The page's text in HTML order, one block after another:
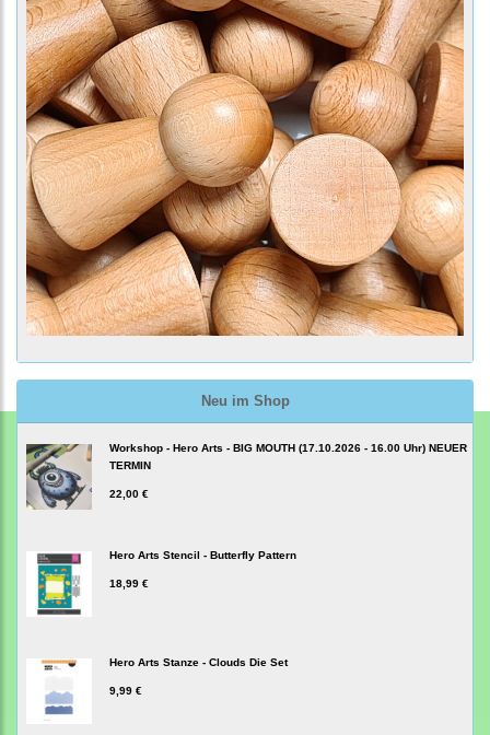
Neu im Shop
Workshop - Hero Arts - BIG MOUTH (17.10.2026 - 16.00 Uhr) NEUER
TERMIN
22,00 €
Hero Arts Stencil - Butterfly Pattern
18,99 €
Hero Arts Stanze - Clouds Die Set
9,99 €